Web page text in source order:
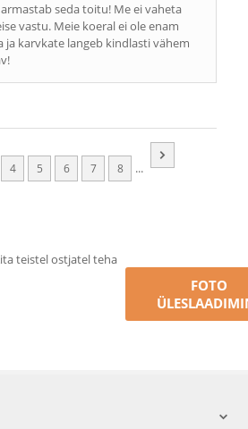
seda toitu! Me ei vaheta
vastu. Meie koeral ei ole enam
ja karvkate langeb kindlasti vähem
4 5 6 7 8 ...
teistel ostjatel teha
FOTO